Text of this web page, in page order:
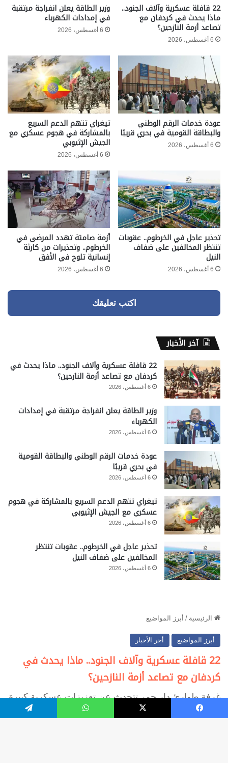
22 قافلة عسكرية وآلاف الجنود..
ماذا يحدث في كردفان مع
تصاعد أزمة النازحين؟
6 أغسطس، 2026
وزير الطاقة يعلن انفراجة مرتقبة
في إمدادات الكهرباء
6 أغسطس، 2026
عودة خدمات الرقم الوطني
والبطاقة القومية في بحري قريبًا
6 أغسطس، 2026
تيغراي تتهم الدعم السريع
بالمشاركة في هجوم عسكري مع
الجيش الإثيوبي
6 أغسطس، 2026
تحذير عاجل في الخرطوم.. عقوبات
تنتظر المخالفين على ضفاف
النيل
6 أغسطس، 2026
أزمة صامتة تهدد المرضى في
الخرطوم.. وتحذيرات من كارثة
إنسانية تلوح في الأفق
6 أغسطس، 2026
اكتب تعليقك
آخر الأخبار
22 قافلة عسكرية وآلاف الجنود.. ماذا يحدث في
كردفان مع تصاعد أزمة النازحين؟
6 أغسطس، 2026
وزير الطاقة يعلن انفراجة مرتقبة في إمدادات
الكهرباء
6 أغسطس، 2026
عودة خدمات الرقم الوطني والبطاقة القومية
في بحري قريبًا
6 أغسطس، 2026
تيغراي تتهم الدعم السريع بالمشاركة في هجوم
عسكري مع الجيش الإثيوبي
6 أغسطس، 2026
تحذير عاجل في الخرطوم.. عقوبات تنتظر
المخالفين على ضفاف النيل
6 أغسطس، 2026
فيسبوك ‫X واتساب تيلقرام